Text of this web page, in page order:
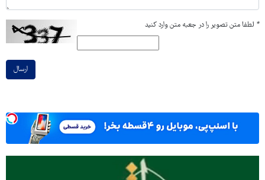
* لطفا متن تصویر را در جعبه متن وارد کنید
ارسال